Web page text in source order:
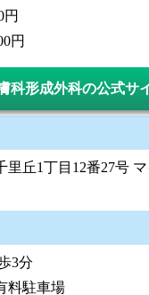
円
円
科形成外科の公式サ
里丘1丁目12番27号
3分
料駐車場